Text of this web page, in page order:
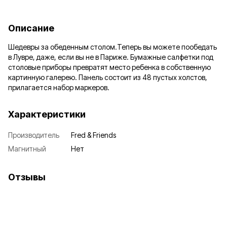
Описание
Шедевры за обеденным столом.Теперь вы можете пообедать
в Лувре, даже, если вы не в Париже. Бумажные салфетки под
столовые приборы превратят место ребенка в собственную
картинную галерею. Панель состоит из 48 пустых холстов,
прилагается набор маркеров.
Характеристики
Производитель
Fred & Friends
Магнитный
Нет
Отзывы